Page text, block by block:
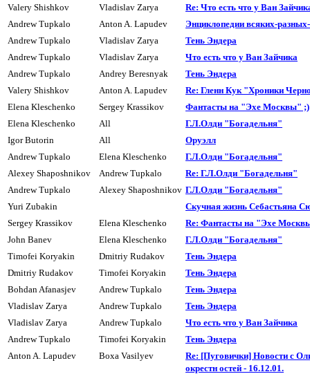
Valery Shishkov
Vladislav Zarya
Re: Что есть что у Ван
Andrew Tupkalo
Anton A. Lapudev
Энциклопедии всяких-
Andrew Tupkalo
Vladislav Zarya
Тень Эндера
Andrew Tupkalo
Vladislav Zarya
Что есть что у Ван Зайчика
Andrew Tupkalo
Andrey Beresnyak
Тень Эндера
Valery Shishkov
Anton A. Lapudev
Re: Гленн Кук "Хроники
Elena Kleschenko
Sergey Krassikov
Фантасты на "Эхе Москвы" ;)
Elena Kleschenko
All
Г.Л.Олди "Богадельня"
Igor Butorin
All
Оруэлл
Andrew Tupkalo
Elena Kleschenko
Г.Л.Олди "Богадельня"
Alexey Shaposhnikov
Andrew Tupkalo
Re: Г.Л.Олди "Богадельня"
Andrew Tupkalo
Alexey Shaposhnikov Г.Л.Олди "Богадельня"
Yuri Zubakin
Скучная жизнь Себастьяна
Sergey Krassikov
Elena Kleschenko
Re: Фантасты на "Эхе
John Banev
Elena Kleschenko
Г.Л.Олди "Богадельня"
Timofei Koryakin
Dmitriy Rudakov
Тень Эндера
Dmitriy Rudakov
Timofei Koryakin
Тень Эндера
Bohdan Afanasjev
Andrew Tupkalo
Тень Эндера
Vladislav Zarya
Andrew Tupkalo
Тень Эндера
Vladislav Zarya
Andrew Tupkalo
Что есть что у Ван Зайчика
Andrew Tupkalo
Timofei Koryakin
Тень Эндера
Anton A. Lapudev
Boxa Vasilyev
Re: [Пуговички] Новости с
окрестн остей - 16.12.01.